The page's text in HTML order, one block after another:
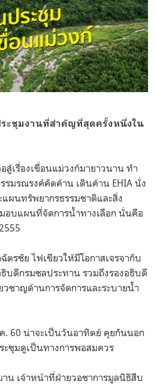
ะชุมงานที่สำคัญที่สุดครั้งหนึ่งใน
สู้เรื่องเขื่อนแม่วงก์มายาวนาน ทำ
มรณรงค์คัดค้าน เดินค้าน EHIA นั่ง
ผนทรัพยากรธรรมชาติและสิ่ง
อบแผนที่จัดการน้ำทางเลือก นั่นคือ
รชัย ไฟเขียวให้มีโอกาสเจรจากับ
บดีกรมชลประทาน รวมถึงรองอธิบดี
ชาญด้านการจัดการและระบายน้ำ
60 น่าจะเป็นวันอาทิตย์ คุยกันนอก
ชุมดูเป็นทางการพอสมควร
น เจ้าหน้าที่ฝ่ายวอชาการมูลนิธิสืบ